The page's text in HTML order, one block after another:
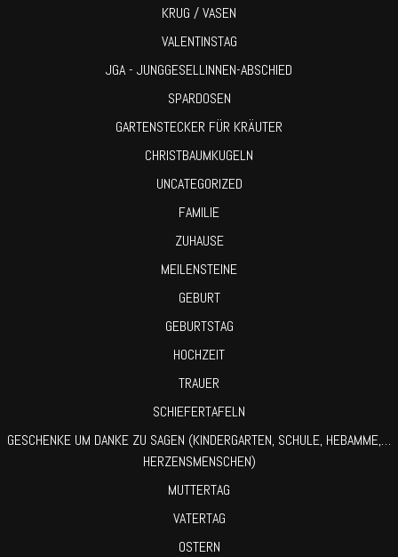
KRUG / VASEN
VALENTINSTAG
JGA - JUNGGESELLINNEN-ABSCHIED
SPARDOSEN
GARTENSTECKER FÜR KRÄUTER
CHRISTBAUMKUGELN
UNCATEGORIZED
FAMILIE
ZUHAUSE
MEILENSTEINE
GEBURT
GEBURTSTAG
HOCHZEIT
TRAUER
SCHIEFERTAFELN
GESCHENKE UM DANKE ZU SAGEN (KINDERGARTEN, SCHULE, HEBAMME,…
HERZENSMENSCHEN)
MUTTERTAG
VATERTAG
OSTERN